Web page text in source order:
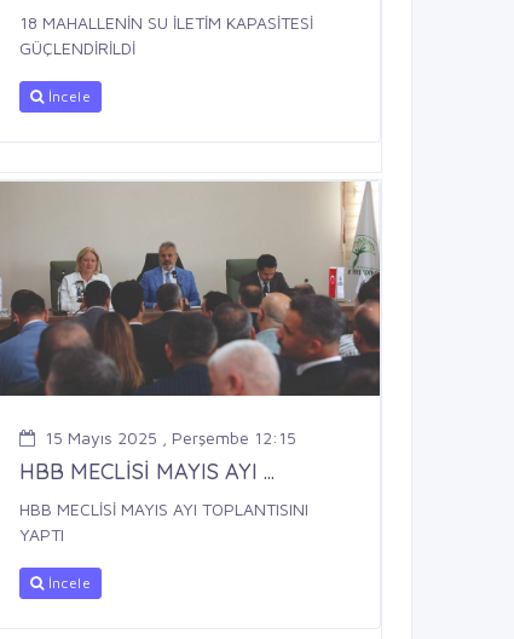
18 MAHALLENİN SU İLETİM KAPASİTESİ
GÜÇLENDİRİLDİ
İncele
15 Mayıs 2025 , Perşembe 12:15
HBB MECLİSİ MAYIS AYI ...
HBB MECLİSİ MAYIS AYI TOPLANTISINI
YAPTI
İncele